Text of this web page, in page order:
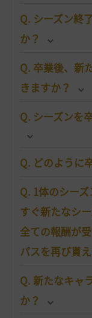
Q. シーズン終
か？
Q. 卒業後、新
きますか？
Q. シーズンを
Q. どのように
Q. 1体のシー
すぐ新たなシ
全ての報酬が
パスを再び貰
Q. 新たなキャ
か？